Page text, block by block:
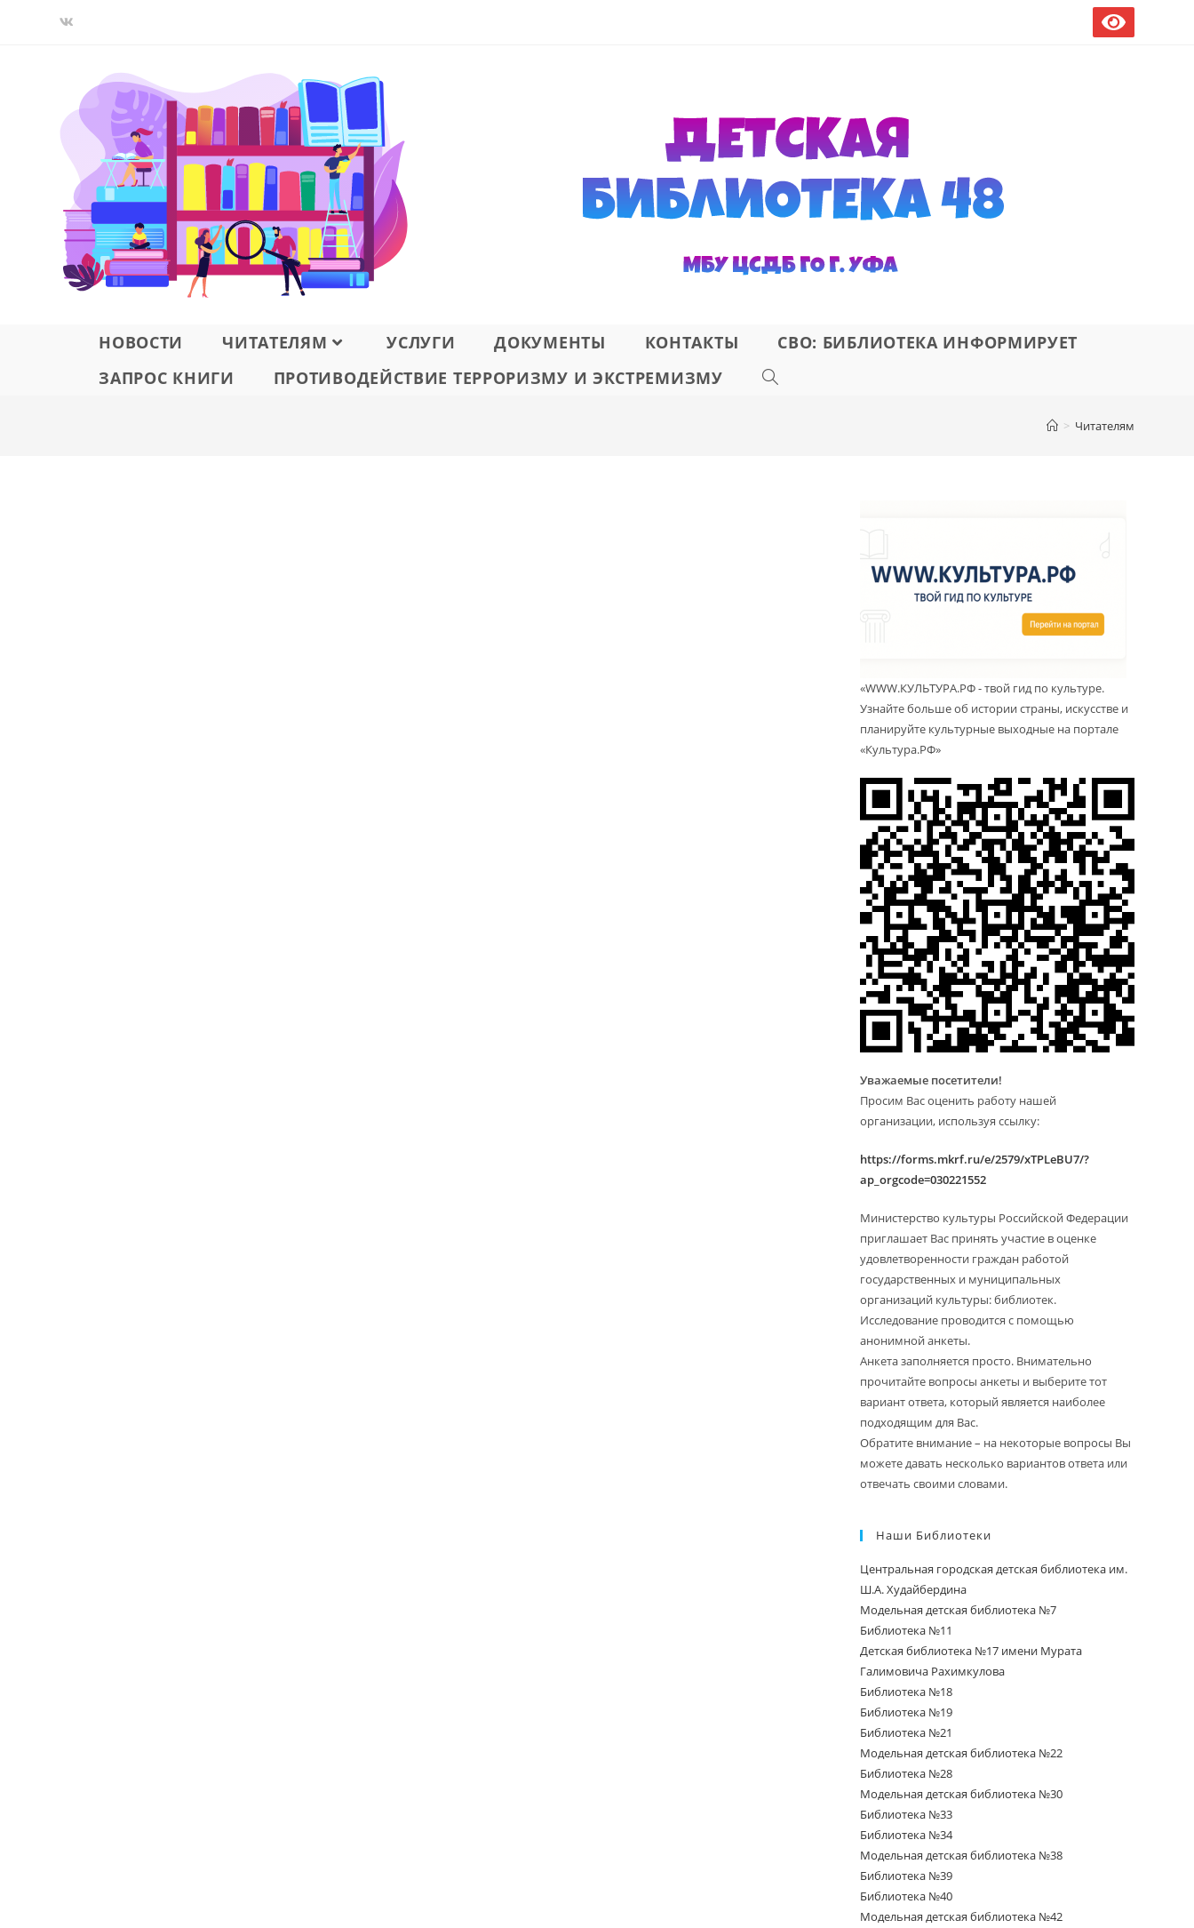
НОВОСТИ ЧИТАТЕЛЯМ УСЛУГИ ДОКУМЕНТЫ КОНТАКТЫ
СВО: БИБЛИОТЕКА ИНФОРМИРУЕТ
ЗАПРОС КНИГИ
ПРОТИВОДЕЙСТВИЕ ТЕРРОРИЗМУ И ЭКСТРЕМИЗМУ
> Читателям
«WWW.КУЛЬТУРА.РФ - твой гид по культуре.
Узнайте больше об истории страны, искусстве и
планируйте культурные выходные на портале
«Культура.РФ»
Уважаемые посетители!
Просим Вас оценить работу нашей
организации, используя ссылку:
https://forms.mkrf.ru/e/2579/xTPLeBU7/?
ap_orgcode=030221552
Министерство культуры Российской Федерации
приглашает Вас принять участие в оценке
удовлетворенности граждан работой
государственных и муниципальных
организаций культуры: библиотек.
Исследование проводится с помощью
анонимной анкеты.
Анкета заполняется просто. Внимательно
прочитайте вопросы анкеты и выберите тот
вариант ответа, который является наиболее
подходящим для Вас.
Обратите внимание – на некоторые вопросы Вы
можете давать несколько вариантов ответа или
отвечать своими словами.
Наши Библиотеки
Центральная городская детская библиотека им.
Ш.А. Худайбердина
Модельная детская библиотека №7
Библиотека №11
Детская библиотека №17 имени Мурата
Галимовича Рахимкулова
Библиотека №18
Библиотека №19
Библиотека №21
Модельная детская библиотека №22
Библиотека №28
Модельная детская библиотека №30
Библиотека №33
Библиотека №34
Модельная детская библиотека №38
Библиотека №39
Библиотека №40
Модельная детская библиотека №42